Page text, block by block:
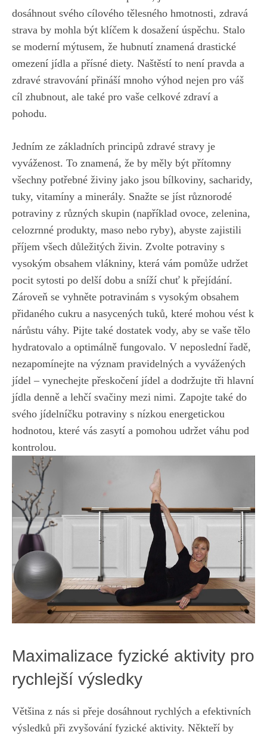
⁤dosáhnout svého cílového tělesného hmotnosti,‍ zdravá
strava ‌by mohla být klíčem k dosažení⁤ úspěchu. Stalo
se moderní‍ mýtusem, že hubnutí znamená drastické
omezení ⁢jídla a přísné diety. Naštěstí to není pravda a
zdravé stravování přináší mnoho výhod nejen‍ pro váš
cíl zhubnout, ale také ‍pro vaše celkové zdraví a
pohodu.
Jedním ze základních principů zdravé stravy je
vyváženost. To​ znamená, že by měly být přítomny
všechny​ potřebné živiny jako jsou bílkoviny,⁣ sacharidy,
tuky, vitamíny a minerály. Snažte se jíst různorodé
potraviny ‌z různých skupin ‌(například ovoce, zelenina,
celozrnné produkty, maso nebo ryby), abyste zajistili
příjem všech důležitých živin. Zvolte potraviny s
vysokým ‍obsahem ⁣vlákniny, která ‍vám pomůže udržet
pocit sytosti po‌ delší dobu a sníží chuť k přejídání.
Zároveň ⁢se vyhněte ⁢potravinám s vysokým obsahem
‌přidaného cukru a nasycených tuků, které mohou vést k
​nárůstu ⁤váhy. Pijte také dostatek vody, aby se vaše⁤ tělo
hydratovalo a optimálně fungovalo. V⁢ neposlední‍ řadě,
nezapomínejte na význam pravidelných a vyvážených
jídel – vynechejte přeskočení jídel‌ a dodržujte tři hlavní
jídla denně a lehčí svačiny mezi nimi. Zapojte​ také do
svého jídelníčku potraviny s nízkou energetickou
hodnotou, které vás zasytí a⁤ pomohou udržet váhu pod
kontrolou.
Maximalizace fyzické aktivity pro
rychlejší výsledky
Většina z nás si přeje dosáhnout rychlých ​a efektivních
výsledků při zvyšování⁤ fyzické aktivity. Někteří by